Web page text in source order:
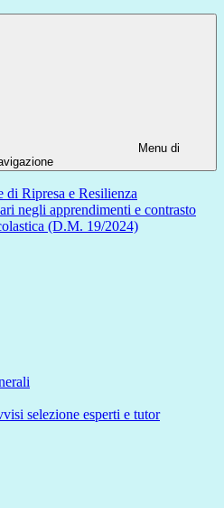
Menu di
Ripresa e Resilienza
negli apprendimenti e contrasto
(D.M. 19/2024)
selezione esperti e tutor